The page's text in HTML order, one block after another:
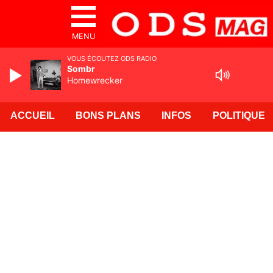
MENU
ACCUEIL BONS PLANS INFOS POLITIQUE
VOUS ÉCOUTEZ ODS RADIO
Sombr
Homewrecker